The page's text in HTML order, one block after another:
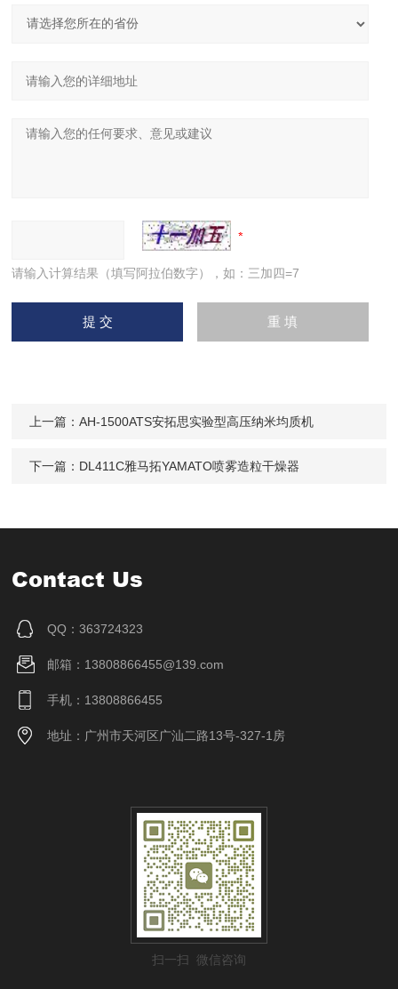
请输入计算结果（填写阿拉伯数字），如：三加四=7
上一篇：AH-1500ATS安拓思实验型高压纳米均质机
下一篇： DL411C雅马拓YAMATO喷雾造粒干燥器
Contact Us
QQ：363724323
邮箱：13808866455@139.com
手机：13808866455
地址：广州市天河区广汕二路13号-327-1房
扫一扫 微信咨询